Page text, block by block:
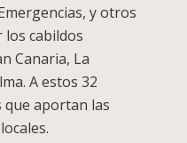
y otros
cabildos
Canaria, La
A estos 32
que aportan las